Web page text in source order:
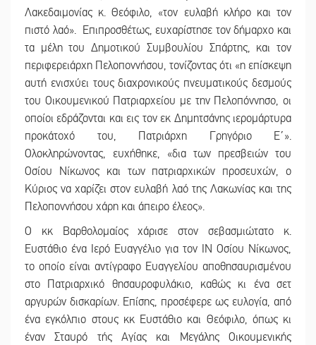
Λακεδαιμονίας κ. Θεόφιλο, «τον ευλαβή κλήρο και τον
πιστό λαό». Επιπροσθέτως, ευχαρίστησε τον δήμαρχο και
τα μέλη του Δημοτικού Συμβουλίου Σπάρτης, και τον
περιφερειάρχη Πελοποννήσου, τονίζοντας ότι «η επίσκεψη
αυτή ενισχύει τους διαχρονικούς πνευματικούς δεσμούς
του Οικουμενικού Πατριαρχείου με την Πελοπόννησο, οι
οποίοι εδράζονται και εις τον εκ Δημητσάνης ιερομάρτυρα
προκάτοχό του, Πατριάρχη Γρηγόριο Ε΄».
Ολοκληρώνοντας, ευχήθηκε, «δια των πρεσβειών του
Οσίου Νίκωνος και των πατριαρχικών προσευχών, ο
Κύριος να χαρίζει στον ευλαβή λαό της Λακωνίας και της
Πελοποννήσου χάρη και άπειρο έλεος».
Ο κκ Βαρθολομαίος χάρισε στον σεβασμιώτατο κ.
Ευστάθιο ένα Ιερό Ευαγγέλιο για τον ΙΝ Οσίου Νίκωνος,
το οποίο είναι αντίγραφο Ευαγγελίου αποθησαυρισμένου
στο Πατριαρχικό θησαυροφυλάκιο, καθώς κι ένα σετ
αργυρών δισκαρίων. Επίσης, προσέφερε ως ευλογία, από
ένα εγκόλπιο στους κκ Ευστάθιο και Θεόφιλο, όπως κι
έναν Σταυρό τής Αγίας και Μεγάλης Οικουμενικής